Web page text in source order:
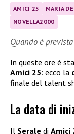
AMICI 25 MARIA
NOVELLA2000
Quando è
In queste ore è
Amici 25: ecco la
finale del talent
La data di
Il Serale di Amici